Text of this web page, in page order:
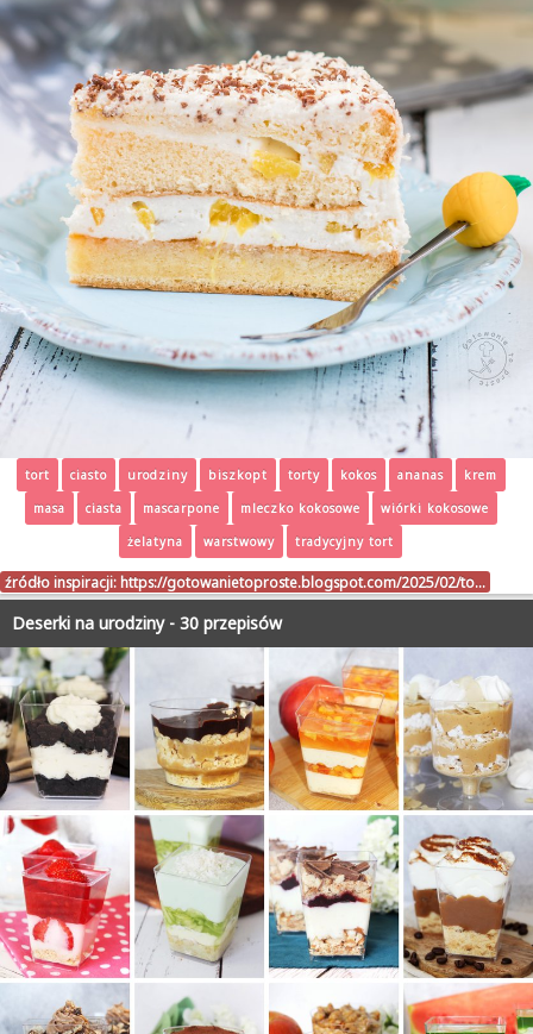
tort ciasto urodziny biszkopt torty kokos ananas
krem
masa
ciasta mascarpone mleczko kokosowe
wiórki kokosowe
żelatyna
warstwowy tradycyjny tort
źródło inspiracji: https://gotowanietoproste.blogspot.com/2025/02/to…
Deserki na urodziny - 30 przepisów